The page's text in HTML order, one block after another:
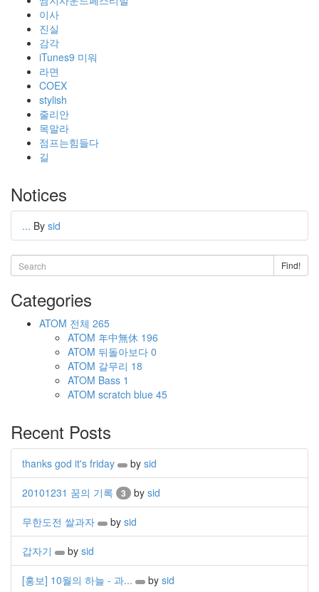
이사
진실
감각
iTunes9 미워
라면
COEX
stylish
줄리안
목말라
점프는힘들다
길
Notices
... By sid
Find!
Categories
ATOM 전체 265
ATOM 年中無休 196
ATOM 뒤돌아보다 0
ATOM 갈무리 18
ATOM Bass 1
ATOM scratch blue 45
Recent Posts
thanks god it's friday by sid
20101231 꿈의 기록 3 by sid
무한도전 쌀과자 by sid
갑자기 by sid
[홍보] 10월의 하늘 - 과... by sid